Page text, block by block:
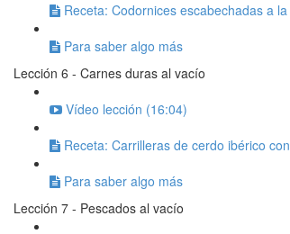
Receta: Codornices escabechadas a
Para saber algo más
Lección 6 - Carnes duras al vacío
Vídeo lección (16:04)
Receta: Carrilleras de cerdo ibérico
Para saber algo más
Lección 7 - Pescados al vacío